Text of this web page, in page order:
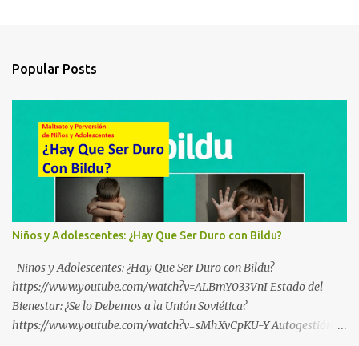
Popular Posts
Niños y Adolescentes: ¿Hay Que Ser Duro con Bildu?
Niños y Adolescentes: ¿Hay Que Ser Duro con Bildu?
https://www.youtube.com/watch?v=ALBmY033VnI Estado del
Bienestar: ¿Se lo Debemos a la Unión Soviética?
https://www.youtube.com/watch?v=sMhXvCpKU-Y Autogestión